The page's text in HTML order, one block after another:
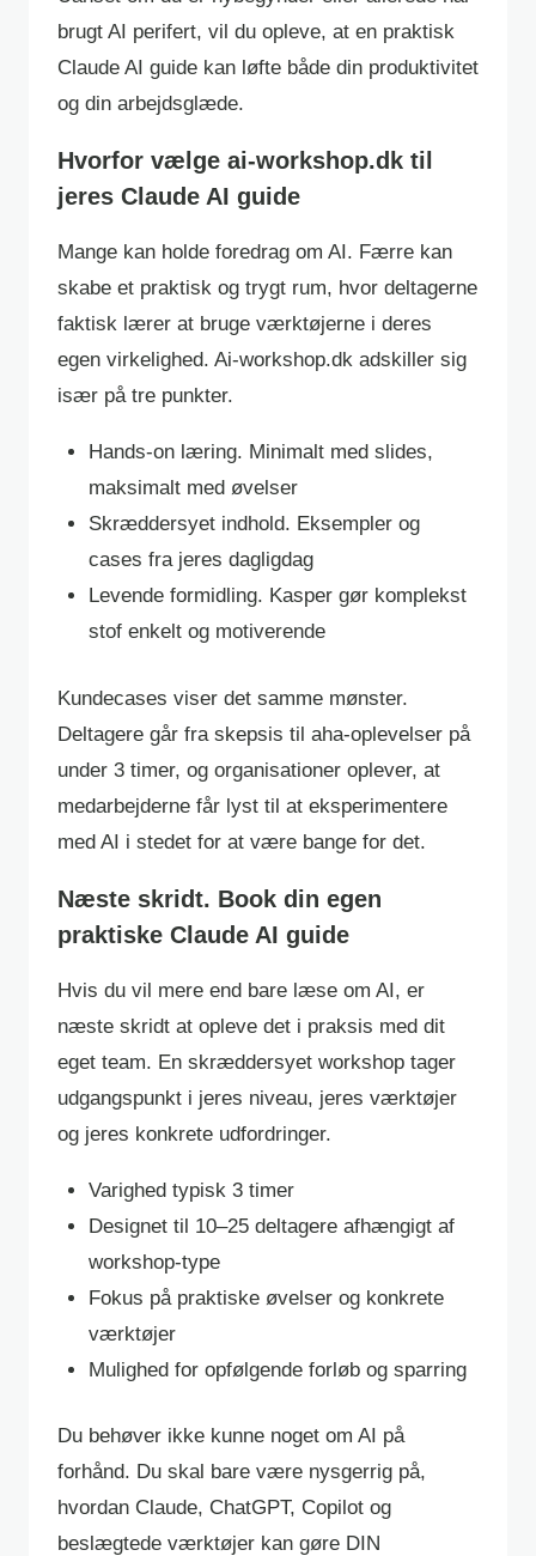
brugt AI perifert, vil du opleve, at en praktisk
Claude AI guide kan løfte både din produktivitet
og din arbejdsglæde.
Hvorfor vælge ai-workshop.dk til
jeres Claude AI guide
Mange kan holde foredrag om AI. Færre kan
skabe et praktisk og trygt rum, hvor deltagerne
faktisk lærer at bruge værktøjerne i deres
egen virkelighed. Ai-workshop.dk adskiller sig
især på tre punkter.
Hands-on læring. Minimalt med slides,
maksimalt med øvelser
Skræddersyet indhold. Eksempler og
cases fra jeres dagligdag
Levende formidling. Kasper gør komplekst
stof enkelt og motiverende
Kundecases viser det samme mønster.
Deltagere går fra skepsis til aha-oplevelser på
under 3 timer, og organisationer oplever, at
medarbejderne får lyst til at eksperimentere
med AI i stedet for at være bange for det.
Næste skridt. Book din egen
praktiske Claude AI guide
Hvis du vil mere end bare læse om AI, er
næste skridt at opleve det i praksis med dit
eget team. En skræddersyet workshop tager
udgangspunkt i jeres niveau, jeres værktøjer
og jeres konkrete udfordringer.
Varighed typisk 3 timer
Designet til 10–25 deltagere afhængigt af
workshop-type
Fokus på praktiske øvelser og konkrete
værktøjer
Mulighed for opfølgende forløb og sparring
Du behøver ikke kunne noget om AI på
forhånd. Du skal bare være nysgerrig på,
hvordan Claude, ChatGPT, Copilot og
beslægtede værktøjer kan gøre DIN